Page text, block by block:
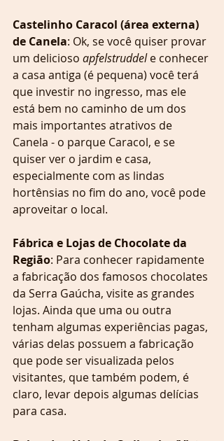
Castelinho Caracol (área externa)
de Canela: Ok, se você quiser provar
um delicioso apfelstruddel e conhecer
a casa antiga (é pequena) você terá
que investir no ingresso, mas ele
está bem no caminho de um dos
mais importantes atrativos de
Canela - o parque Caracol, e se
quiser ver o jardim e casa,
especialmente com as lindas
hortênsias no fim do ano, você pode
aproveitar o local.
Fábrica e Lojas de Chocolate da
Região: Para conhecer rapidamente
a fabricação dos famosos chocolates
da Serra Gaúcha, visite as grandes
lojas. Ainda que uma ou outra
tenham algumas experiências pagas,
várias delas possuem a fabricação
que pode ser visualizada pelos
visitantes, que também podem, é
claro, levar depois algumas delícias
para casa.